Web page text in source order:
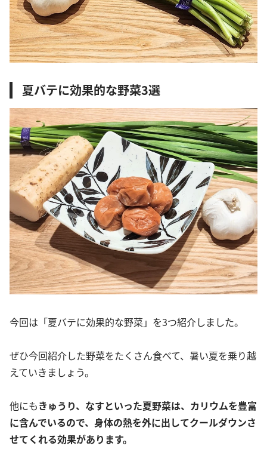
夏バテに効果的な野菜3選
今回は「夏バテに効果的な野菜」を3つ紹介しました。
ぜひ今回紹介した野菜をたくさん食べて、暑い夏を乗り越
えていきましょう。
他にもきゅうり、なすといった夏野菜は、カリウムを豊富
に含んでいるので、身体の熱を外に出してクールダウンさ
せてくれる効果があります。